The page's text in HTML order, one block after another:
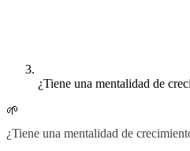
¿Tiene una mentalidad de
🌱
¿Tiene una mentalidad de